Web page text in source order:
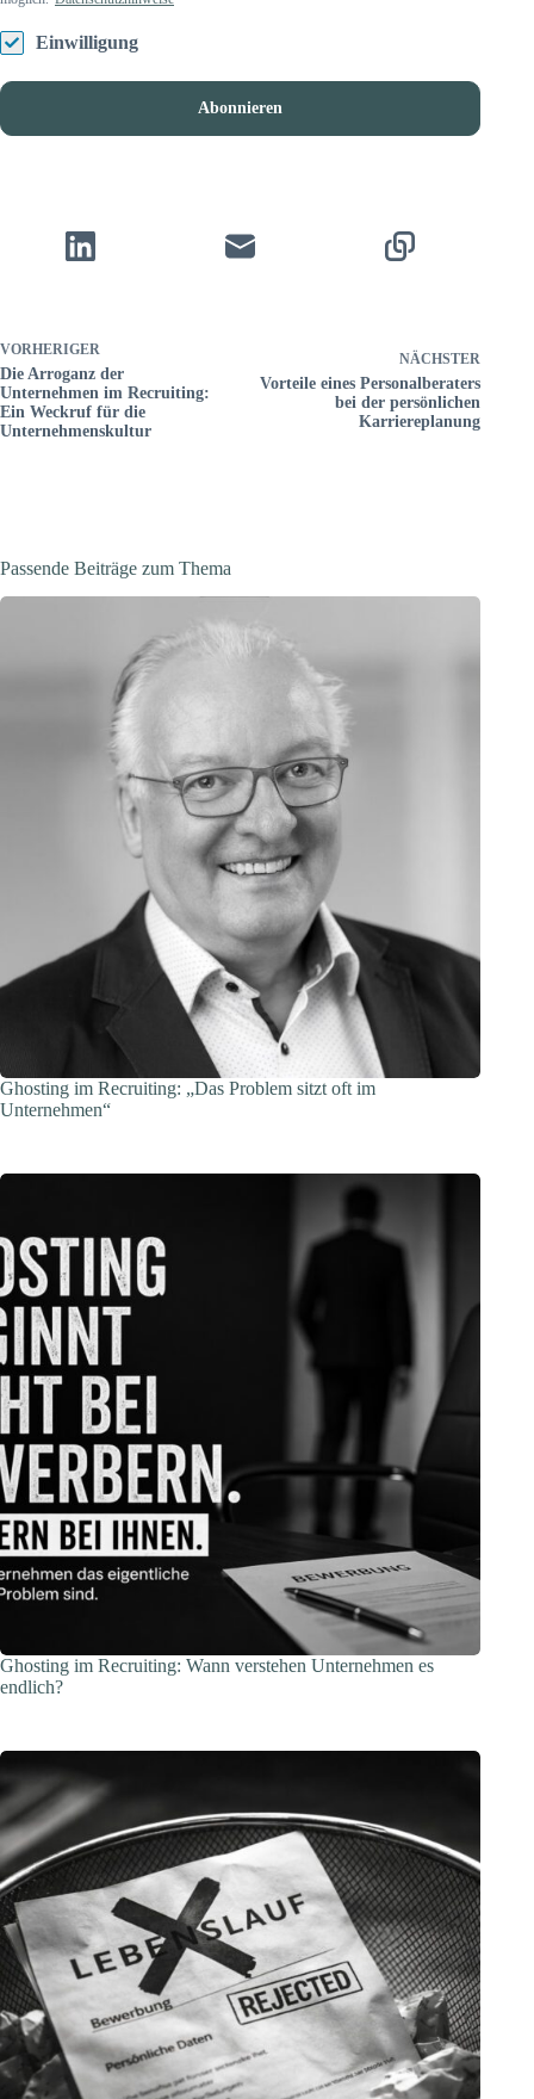
Einwilligung
Abonnieren
VORHERIGER
Die Arroganz der
Unternehmen im Recruiting:
Ein Weckruf für die
Unternehmenskultur
NÄCHSTER
Vorteile eines Personalberaters
bei der persönlichen
Karriereplanung
Passende Beiträge zum Thema
Ghosting im Recruiting: „Das Problem sitzt oft im
Unternehmen“
Ghosting im Recruiting: Wann verstehen Unternehmen es
endlich?